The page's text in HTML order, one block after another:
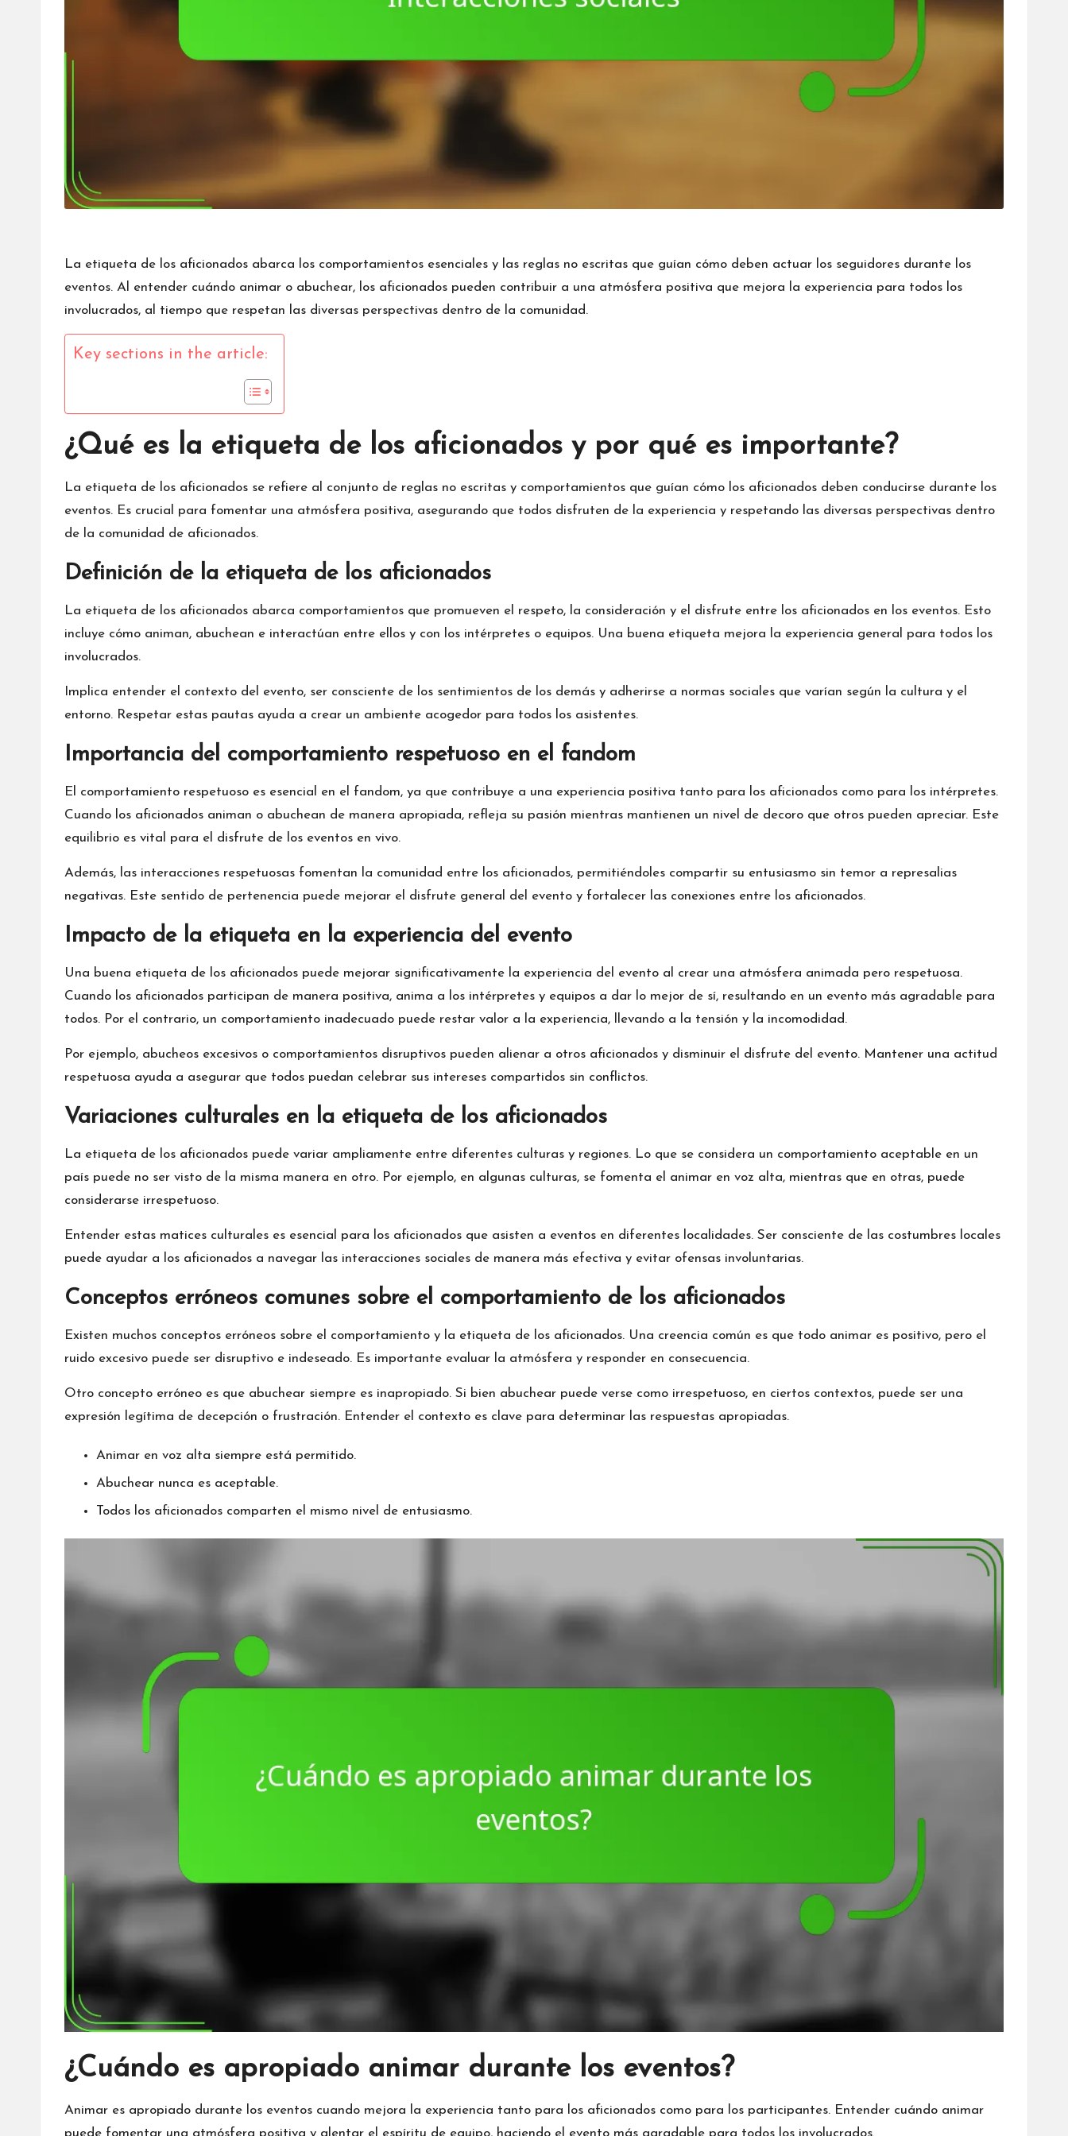
La etiqueta de los aficionados abarca los comportamientos esenciales y las reglas no escritas que guían cómo deben actuar los seguidores durante los
eventos. Al entender cuándo animar o abuchear, los aficionados pueden contribuir a una atmósfera positiva que mejora la experiencia para todos los
involucrados, al tiempo que respetan las diversas perspectivas dentro de la comunidad.
Key sections in the article:
¿Qué es la etiqueta de los aficionados y por qué es importante?
La etiqueta de los aficionados se refiere al conjunto de reglas no escritas y comportamientos que guían cómo los aficionados deben conducirse durante los
eventos. Es crucial para fomentar una atmósfera positiva, asegurando que todos disfruten de la experiencia y respetando las diversas perspectivas dentro
de la comunidad de aficionados.
Definición de la etiqueta de los aficionados
La etiqueta de los aficionados abarca comportamientos que promueven el respeto, la consideración y el disfrute entre los aficionados en los eventos. Esto
incluye cómo animan, abuchean e interactúan entre ellos y con los intérpretes o equipos. Una buena etiqueta mejora la experiencia general para todos los
involucrados.
Implica entender el contexto del evento, ser consciente de los sentimientos de los demás y adherirse a normas sociales que varían según la cultura y el
entorno. Respetar estas pautas ayuda a crear un ambiente acogedor para todos los asistentes.
Importancia del comportamiento respetuoso en el fandom
El comportamiento respetuoso es esencial en el fandom, ya que contribuye a una experiencia positiva tanto para los aficionados como para los intérpretes.
Cuando los aficionados animan o abuchean de manera apropiada, refleja su pasión mientras mantienen un nivel de decoro que otros pueden apreciar. Este
equilibrio es vital para el disfrute de los eventos en vivo.
Además, las interacciones respetuosas fomentan la comunidad entre los aficionados, permitiéndoles compartir su entusiasmo sin temor a represalias
negativas. Este sentido de pertenencia puede mejorar el disfrute general del evento y fortalecer las conexiones entre los aficionados.
Impacto de la etiqueta en la experiencia del evento
Una buena etiqueta de los aficionados puede mejorar significativamente la experiencia del evento al crear una atmósfera animada pero respetuosa.
Cuando los aficionados participan de manera positiva, anima a los intérpretes y equipos a dar lo mejor de sí, resultando en un evento más agradable para
todos. Por el contrario, un comportamiento inadecuado puede restar valor a la experiencia, llevando a la tensión y la incomodidad.
Por ejemplo, abucheos excesivos o comportamientos disruptivos pueden alienar a otros aficionados y disminuir el disfrute del evento. Mantener una actitud
respetuosa ayuda a asegurar que todos puedan celebrar sus intereses compartidos sin conflictos.
Variaciones culturales en la etiqueta de los aficionados
La etiqueta de los aficionados puede variar ampliamente entre diferentes culturas y regiones. Lo que se considera un comportamiento aceptable en un
país puede no ser visto de la misma manera en otro. Por ejemplo, en algunas culturas, se fomenta el animar en voz alta, mientras que en otras, puede
considerarse irrespetuoso.
Entender estas matices culturales es esencial para los aficionados que asisten a eventos en diferentes localidades. Ser consciente de las costumbres locales
puede ayudar a los aficionados a navegar las interacciones sociales de manera más efectiva y evitar ofensas involuntarias.
Conceptos erróneos comunes sobre el comportamiento de los aficionados
Existen muchos conceptos erróneos sobre el comportamiento y la etiqueta de los aficionados. Una creencia común es que todo animar es positivo, pero el
ruido excesivo puede ser disruptivo e indeseado. Es importante evaluar la atmósfera y responder en consecuencia.
Otro concepto erróneo es que abuchear siempre es inapropiado. Si bien abuchear puede verse como irrespetuoso, en ciertos contextos, puede ser una
expresión legítima de decepción o frustración. Entender el contexto es clave para determinar las respuestas apropiadas.
Animar en voz alta siempre está permitido.
Abuchear nunca es aceptable.
Todos los aficionados comparten el mismo nivel de entusiasmo.
¿Cuándo es apropiado animar durante los eventos?
Animar es apropiado durante los eventos cuando mejora la experiencia tanto para los aficionados como para los participantes. Entender cuándo animar
puede fomentar una atmósfera positiva y alentar el espíritu de equipo, haciendo el evento más agradable para todos los involucrados.